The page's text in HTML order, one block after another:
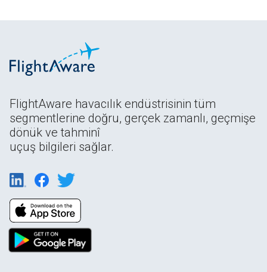
FlightAware havacılık endüstrisinin tüm
segmentlerine doğru, gerçek zamanlı, geçmişe
dönük ve tahminî
uçuş bilgileri sağlar.